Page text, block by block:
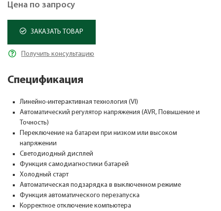
Цена по запросу
ЗАКАЗАТЬ ТОВАР
Получить консультацию
Спецификация
Линейно-интерактивная технология (VI)
Автоматический регулятор напряжения (AVR, Повышение и
Точность)
Переключение на батареи при низком или высоком
напряжении
Светодиодный дисплей
Функция самодиагностики батарей
Холодный старт
Автоматическая подзарядка в выключенном режиме
Функция автоматического перезапуска
Корректное отключение компьютера